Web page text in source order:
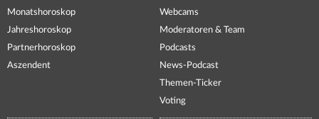
Monatshoroskop
Jahreshoroskop
Partnerhoroskop
Aszendent
Webcams
Moderatoren & Team
Podcasts
News-Podcast
Themen-Ticker
Voting